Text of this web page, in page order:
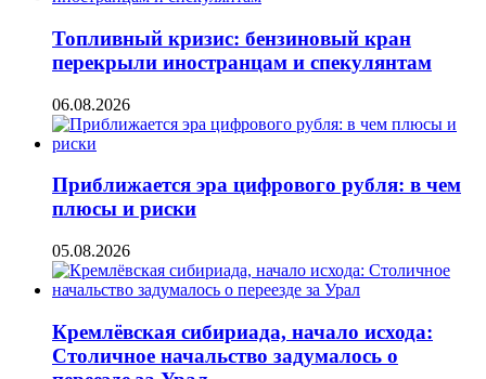
Топливный кризис: бензиновый кран
перекрыли иностранцам и спекулянтам
06.08.2026
Приближается эра цифрового рубля: в чем
плюсы и риски
05.08.2026
Кремлёвская сибириада, начало исхода:
Столичное начальство задумалось о